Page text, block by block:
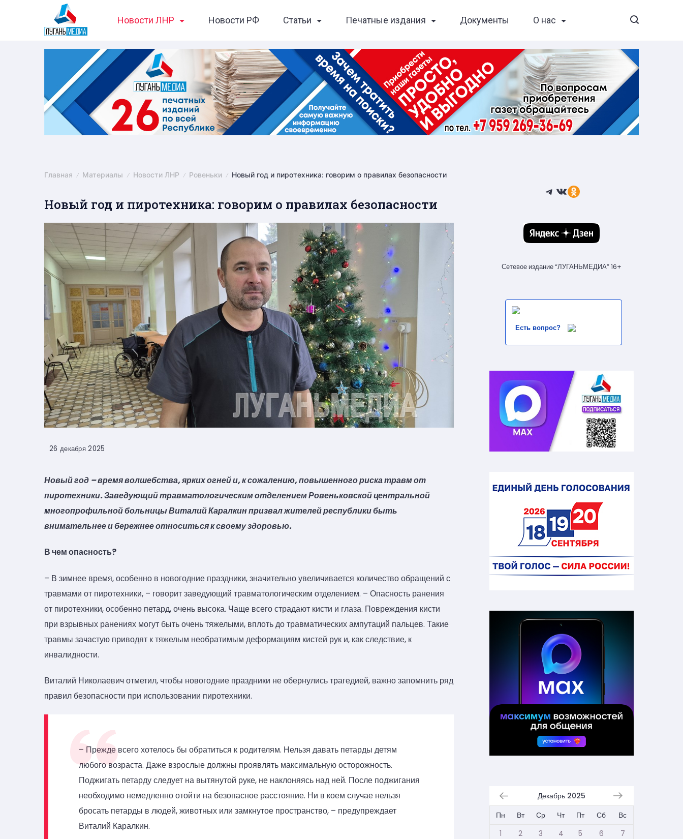
Новости ЛНР Новости РФ Статьи Печатные издания Документы О нас
Главная Материалы Новости ЛНР Ровеньки Новый год и пиротехника: говорим о правилах безопасности
Новый год и пиротехника: говорим о правилах безопасности
26 декабря 2025
Новый год – время волшебства, ярких огней и, к сожалению, повышенного риска травм от
пиротехники. Заведующий травматологическим отделением Ровеньковской центральной
многопрофильной больницы Виталий Каралкин призвал жителей республики быть
внимательнее и бережнее относиться к своему здоровью.
В чем опасность?
– В зимнее время, особенно в новогодние праздники, значительно увеличивается количество обращений с
травмами от пиротехники, – говорит заведующий травматологическим отделением. – Опасность ранения
от пиротехники, особенно петард, очень высока. Чаще всего страдают кисти и глаза. Повреждения кисти
при взрывных ранениях могут быть очень тяжелыми, вплоть до травматических ампутаций пальцев. Такие
травмы зачастую приводят к тяжелым необратимым деформациям кистей рук и, как следствие, к
инвалидности.
Виталий Николаевич отметил, чтобы новогодние праздники не обернулись трагедией, важно запомнить ряд
правил безопасности при использовании пиротехники.
– Прежде всего хотелось бы обратиться к родителям. Нельзя давать петарды детям
любого возраста. Даже взрослые должны проявлять максимальную осторожность.
Поджигать петарду следует на вытянутой руке, не наклоняясь над ней. После поджигания
необходимо немедленно отойти на безопасное расстояние. Ни в коем случае нельзя
бросать петарды в людей, животных или замкнутое пространство, – предупреждает
Виталий Каралкин.
Telegram
ВКонтакте
Ссылка
Сетевое издание “ЛУГАНЬМЕДИА” 16+
Есть вопрос?
Декабрь 2025
Пн
Вт Ср Чт Пт Сб
Вс
1
2 3 4 5 6
7